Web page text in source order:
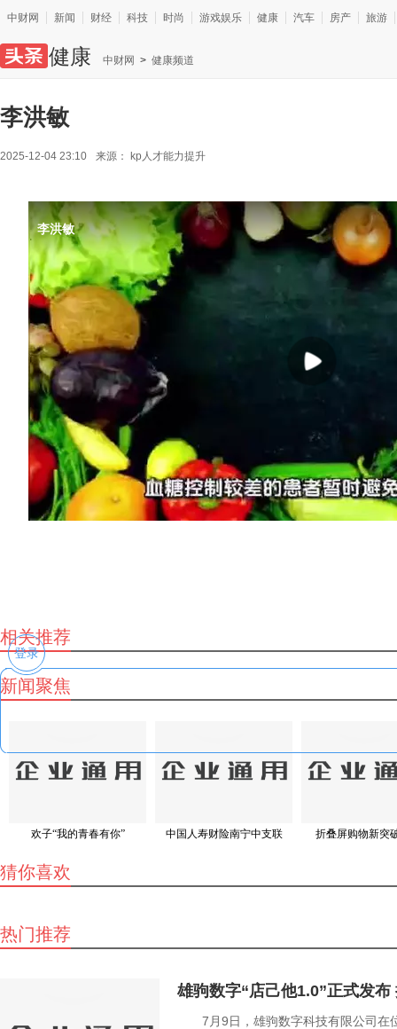
中财网 新闻 财经 科技 时尚 游戏娱乐 健康 汽车 房产 旅游
健康 中财网 > 健康频道
李洪敏
2025-12-04 23:10 来源： kp人才能力提升
相关推荐
新闻聚焦
欢子“我的青春有你” 中国人寿财险南宁中支联 折叠屏购物新突
猜你喜欢
热门推荐
雄驹数字“店己他1.0”正式发布
7月9日，雄驹数字科技有限公司在
登录